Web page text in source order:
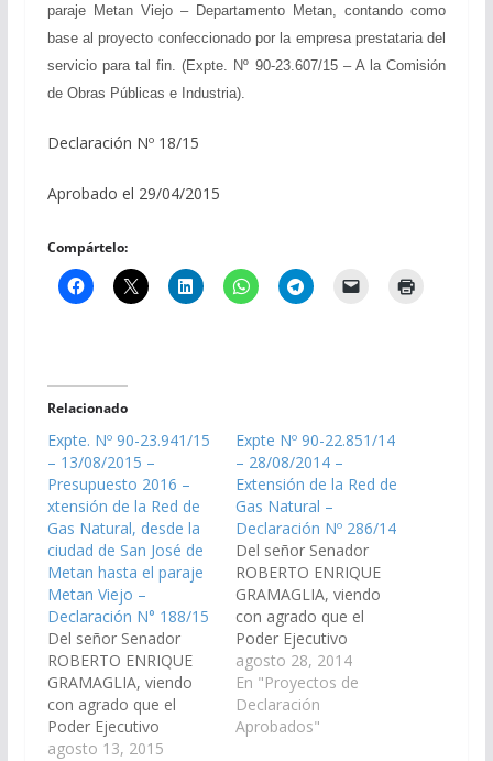
paraje Metan Viejo – Departamento Metan, contando como
base al proyecto confeccionado por la empresa prestataria del
servicio para tal fin. (Expte. Nº 90-23.607/15 – A la Comisión
de Obras Públicas e Industria).
Declaración Nº 18/15
Aprobado el 29/04/2015
Compártelo:
Relacionado
Expte. Nº 90-23.941/15
– 13/08/2015 –
Presupuesto 2016 –
xtensión de la Red de
Gas Natural, desde la
ciudad de San José de
Metan hasta el paraje
Metan Viejo –
Declaración N° 188/15
Del señor Senador
ROBERTO ENRIQUE
GRAMAGLIA, viendo
con agrado que el
Poder Ejecutivo
Provincial, incluya en el
agosto 13, 2015
Expte Nº 90-22.851/14
– 28/08/2014 –
Extensión de la Red de
Gas Natural –
Declaración Nº 286/14
Del señor Senador
ROBERTO ENRIQUE
GRAMAGLIA, viendo
con agrado que el
Poder Ejecutivo
Provincial, incluya en el
Presupuesto General
de la Provincia - Año:
2.015, la extensión de
agosto 28, 2014
En "Proyectos de
Declaración
Aprobados"